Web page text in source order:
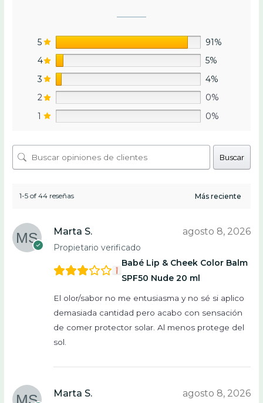
5
91%
4
5%
3
4%
2
0%
1
0%
Buscar
1-5 of 44 reseñas
Marta S.
Propietario verificado
agosto 8, 2026
Babé Lip & Cheek Color Balm
SPF50 Nude 20 ml
El olor/sabor no me entusiasma y no sé si aplico
demasiada cantidad pero acabo con sensación
de comer protector solar. Al menos protege del
sol.
Marta S. agosto 8, 2026